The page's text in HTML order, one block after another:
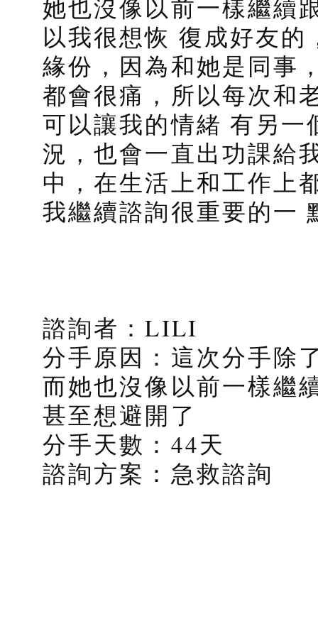
她也沒像以前一樣繼續
以我很想恢 復成好友
緣份，因為和她是同事
都會很痛，所以每次和
可以讓我的情緒 有另
況，也會一直出功課給
中，在生活上和工作上
我繼續諮詢很重要的一
諮詢者：LILI
分手原因：這次分手除
而她也沒像以前一樣繼
甚至想避開了
分手天數：44天
諮詢方案：急救諮詢